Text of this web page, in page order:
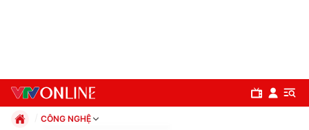
CÔNG NGHỆ